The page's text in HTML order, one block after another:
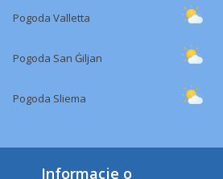
Pogoda Valletta
Pogoda San Ġiljan
Pogoda Sliema
Informacje o